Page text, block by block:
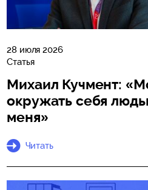
28 июля 2026
Статья
Михаил Кучмент:
окружать себя
меня»
Читать